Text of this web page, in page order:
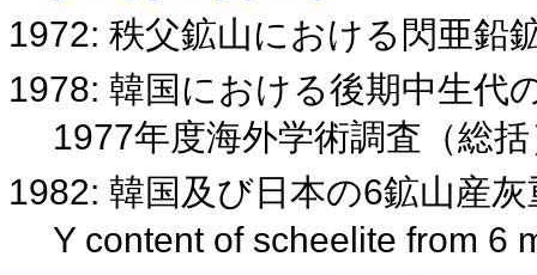
1972: 秩父鉱山における閃亜鉛
1978: 韓国における後期中生代
1977年度海外学術調査（総
1982: 韓国及び日本の6鉱山産
Y content of scheelite from 6